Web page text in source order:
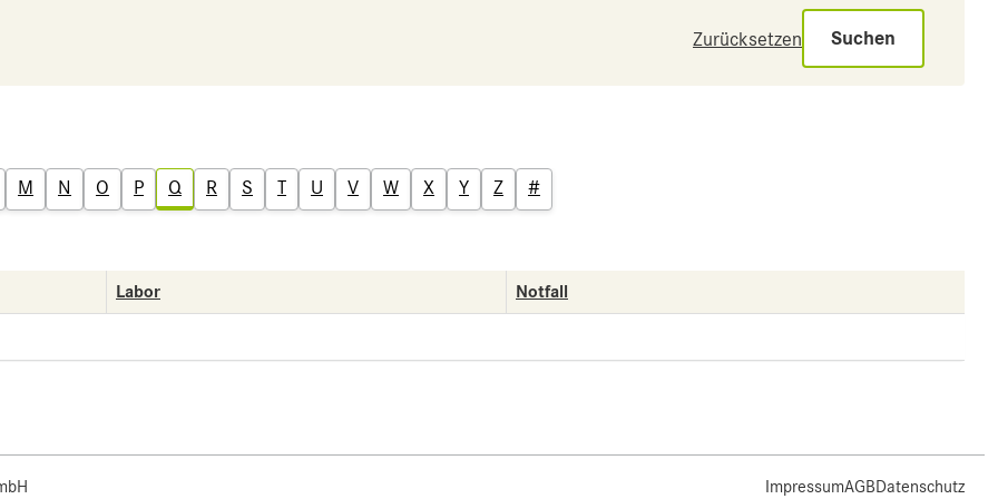
Zurücksetzen Suchen
M N O P Q R S T U V W X Y Z #
Labor Notfall
ImpressumAGBDatenschutz